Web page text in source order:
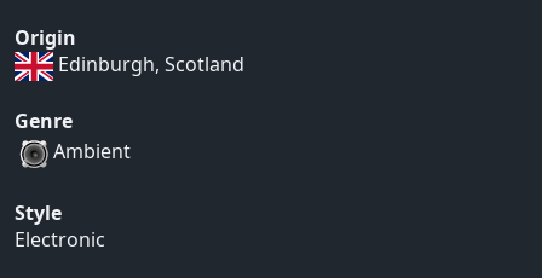
Origin
Edinburgh, Scotland
Genre
Ambient
Style
Electronic